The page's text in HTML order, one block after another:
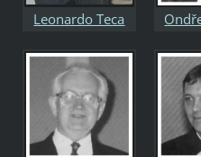
Leonardo Teca